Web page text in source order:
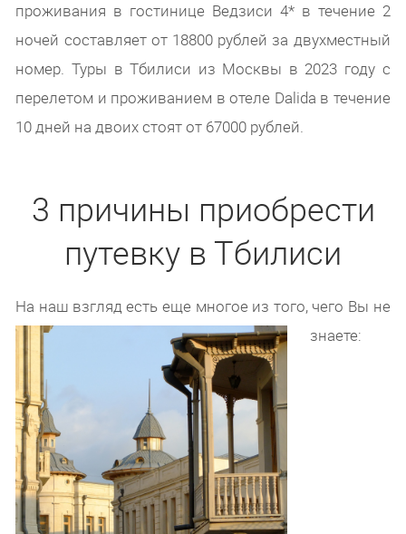
проживания в гостинице Ведзиси 4* в течение 2
ночей составляет от 18800 рублей за двухместный
номер. Туры в Тбилиси из Москвы в 2023 году с
перелетом и проживанием в отеле Dalida в течение
10 дней на двоих стоят от 67000 рублей.
3 причины приобрести
путевку в Тбилиси
На наш взгляд есть еще многое из того, чего Вы не
знаете: